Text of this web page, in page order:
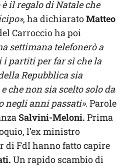
è il regalo di Natale che
, ha dichiaratoMatteo
Carroccio ha poi
settimana telefonerò a
partiti per far sì che la
Repubblica sia
che non sia scelto solo da
negli anni passati».Parole
Salvini-Meloni. Prima
l’ex ministro
di FdI hanno fatto capire
Un rapido scambio di